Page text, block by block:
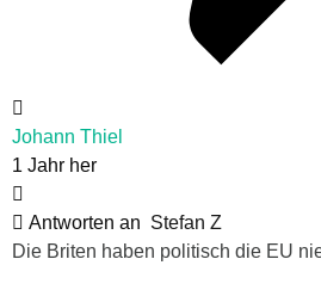
Johann Thiel
1 Jahr her
Antworten an Stefan Z
Die Briten haben politisch die EU